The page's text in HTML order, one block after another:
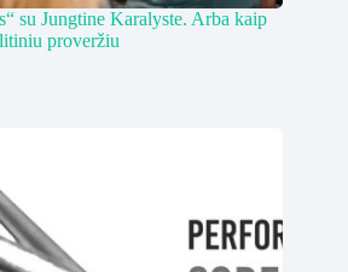
su Jungtine Karalyste. Arba kaip
proveržiu